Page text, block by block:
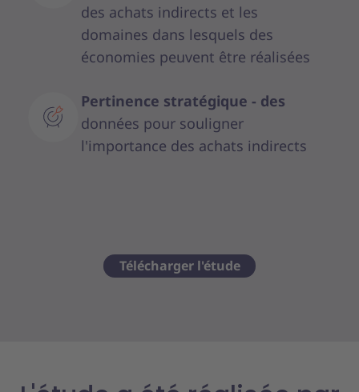
des achats indirects et les
domaines dans lesquels des
économies peuvent être réalisées
Pertinence stratégique - des
données pour souligner
l'importance des achats indirects
Télécharger l'étude